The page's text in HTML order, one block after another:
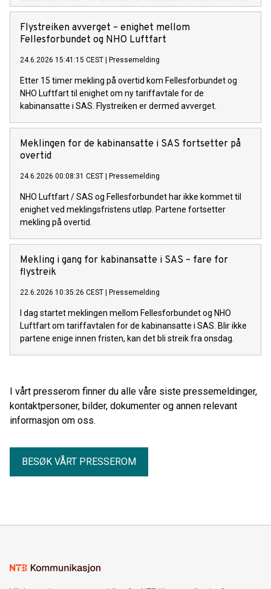
SAS Kabinavtalen.
Flystreiken avverget – enighet mellom
Fellesforbundet og NHO Luftfart
24.6.2026 15:41:15 CEST | Pressemelding
Etter 15 timer mekling på overtid kom Fellesforbundet og
NHO Luftfart til enighet om ny tariffavtale for de
kabinansatte i SAS. Flystreiken er dermed avverget.
Meklingen for de kabinansatte i SAS fortsetter på
overtid
24.6.2026 00:08:31 CEST | Pressemelding
NHO Luftfart / SAS og Fellesforbundet har ikke kommet til
enighet ved meklingsfristens utløp. Partene fortsetter
mekling på overtid.
Mekling i gang for kabinansatte i SAS – fare for
flystreik
22.6.2026 10:35:26 CEST | Pressemelding
I dag startet meklingen mellom Fellesforbundet og NHO
Luftfart om tariffavtalen for de kabinansatte i SAS. Blir ikke
partene enige innen fristen, kan det bli streik fra onsdag.
I vårt presserom finner du alle våre siste pressemeldinger,
kontaktpersoner, bilder, dokumenter og annen relevant
informasjon om oss.
BESØK VÅRT PRESSEROM